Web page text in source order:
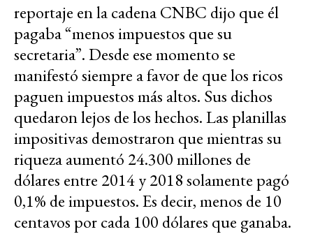
reportaje en la cadena CNBC dijo que él
pagaba “menos impuestos que su
secretaria”. Desde ese momento se
manifestó siempre a favor de que los ricos
paguen impuestos más altos. Sus dichos
quedaron lejos de los hechos. Las planillas
impositivas demostraron que mientras su
riqueza aumentó 24.300 millones de
dólares entre 2014 y 2018 solamente pagó
0,1% de impuestos. Es decir, menos de 10
centavos por cada 100 dólares que ganaba.